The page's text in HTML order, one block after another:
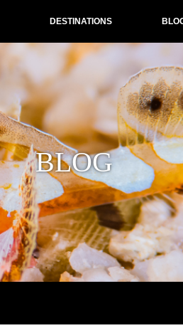
DESTINATIONS
BLOG